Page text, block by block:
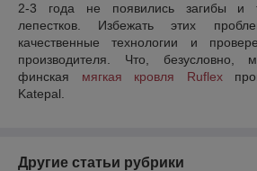
2-3 года не появились загибы и
лепестков. Избежать этих
качественные технологии и
производителя. Что, безусловно,
финская мягкая кровля Ruflex
Katepal.
Другие статьи рубрики